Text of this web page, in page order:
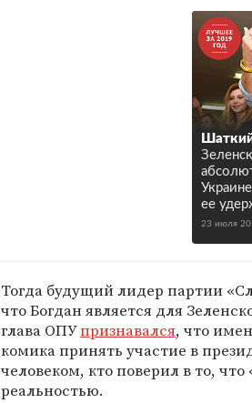
ее
23 июля
Тогда будущий лидер партии
что Богдан является для
глава ОПУпризнавался, что
комика принять участие в
человеком, кто поверил в то,
реальностью.